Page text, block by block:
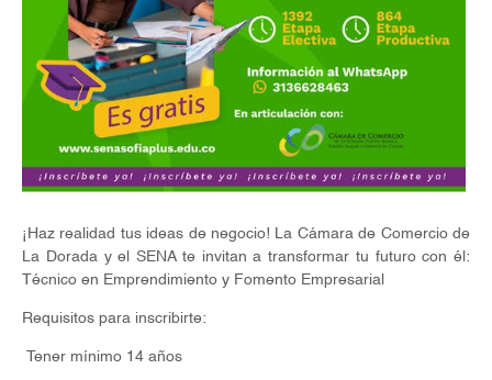
¡Haz realidad tus ideas de negocio! La Cámara de Comercio de
La Dorada y el SENA te invitan a transformar tu futuro con él:
Técnico en Emprendimiento y Fomento Empresarial
Requisitos para inscribirte:
Tener mínimo 14 años